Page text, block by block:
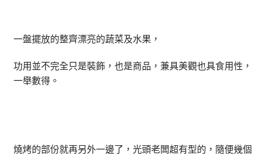
一盤擺放的整齊漂亮的蔬菜及水果，
功用並不完全只是裝飾，也是商品，兼具美觀也具食用性，
一舉數得。
燒烤的部份就再另外一邊了，光頭老闆超有型的，隨便幾個